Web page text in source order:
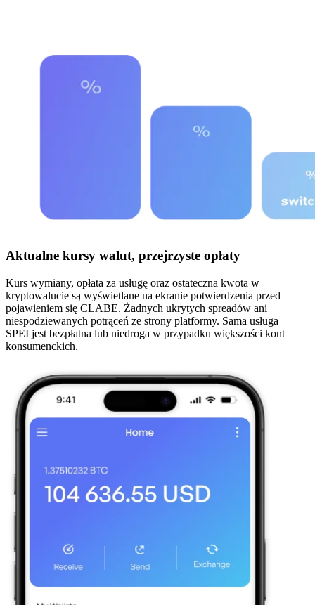
Aktualne kursy walut, przejrzyste opłaty
Kurs wymiany, opłata za usługę oraz ostateczna kwota w
kryptowalucie są wyświetlane na ekranie potwierdzenia przed
pojawieniem się CLABE. Żadnych ukrytych spreadów ani
niespodziewanych potrąceń ze strony platformy. Sama usługa
SPEI jest bezpłatna lub niedroga w przypadku większości kont
konsumenckich.